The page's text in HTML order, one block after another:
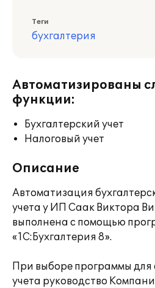
Теги
бухгалтерия
Автоматизированы
функции:
Бухгалтерский учет
Налоговый учет
Описание
Автоматизация
учета у ИП Саак Виктора
выполнена с помощью
«1С:Бухгалтерия 8».
При выборе программы для
учета руководство